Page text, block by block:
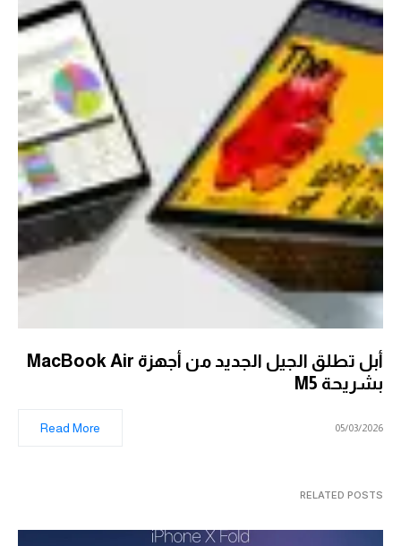
أبل تطلق الجيل الجديد من أجهزة MacBook Air
بشريحة M5
05/03/2026
Read More
RELATED POSTS